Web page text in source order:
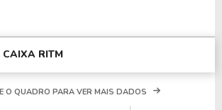
CAIXA RITM
O QUADRO PARA VER MAIS DADOS